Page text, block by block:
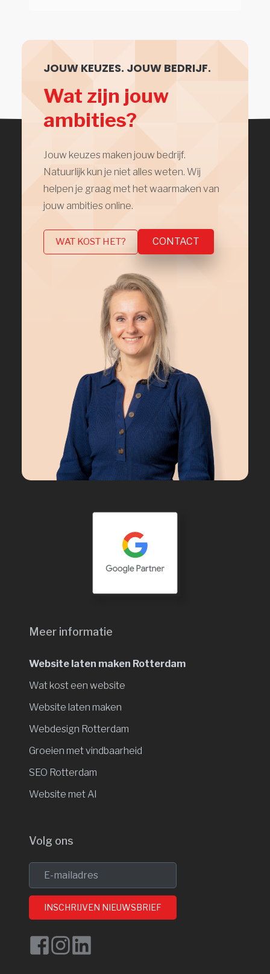
JOUW KEUZES. JOUW BEDRIJF.
Wat zijn jouw
ambities?
Jouw keuzes maken jouw bedrijf.
Natuurlijk kun je niet alles weten. Wij
helpen je graag met het waarmaken van
jouw ambities online.
WAT KOST HET? CONTACT
Meer informatie
Website laten maken Rotterdam
Wat kost een website
Website laten maken
Webdesign Rotterdam
Groeien met vindbaarheid
SEO Rotterdam
Website met AI
Volg ons
INSCHRIJVEN NIEUWSBRIEF